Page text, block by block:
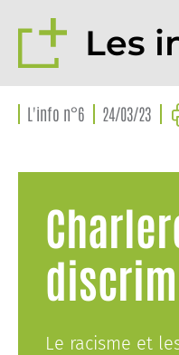
Les
L'info n°6 24/03/23
Le racisme et